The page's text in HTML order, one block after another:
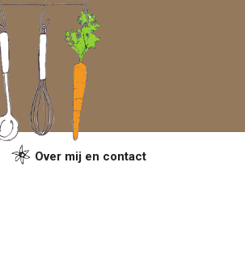
Over mij en contact